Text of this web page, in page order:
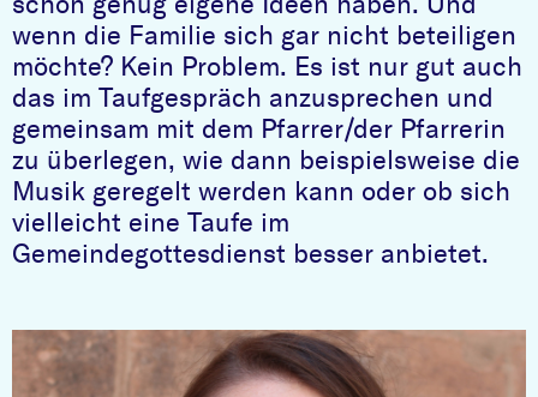
wenn die Familie sich gar nicht beteiligen
möchte? Kein Problem. Es ist nur gut auch
das im Taufgespräch anzusprechen und
gemeinsam mit dem Pfarrer/der Pfarrerin
zu überlegen, wie dann beispielsweise die
Musik geregelt werden kann oder ob sich
vielleicht eine Taufe im
Gemeindegottesdienst besser anbietet.